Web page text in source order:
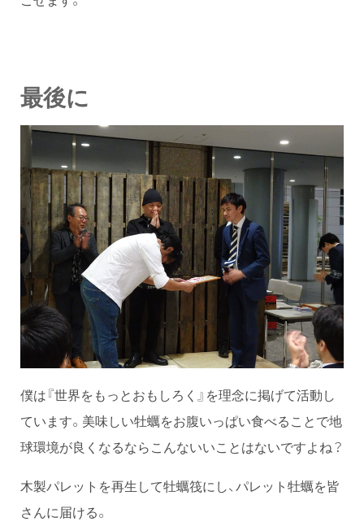
最後に
僕は『世界をもっとおもしろく』を理念に掲げて活動し
ています。美味しい牡蠣をお腹いっぱい食べることで地
球環境が良くなるならこんないいことはないですよね？
木製パレットを再生して牡蠣筏にし、パレット牡蠣を皆
さんに届ける。